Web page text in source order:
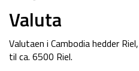
Valuta
Valutaen i Cambodia hedder
til ca. 6500 Riel.